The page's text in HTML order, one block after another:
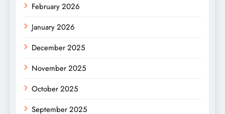
February 2026
January 2026
December 2025
November 2025
October 2025
September 2025